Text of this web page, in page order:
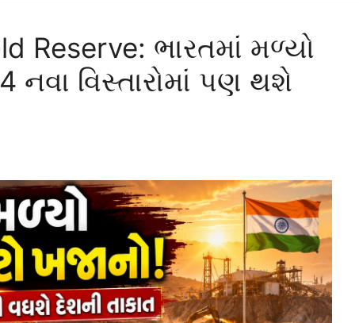
Reserve: ભારતમાં મળ્યો
નવા વિસ્તારોમાં પણ થશે